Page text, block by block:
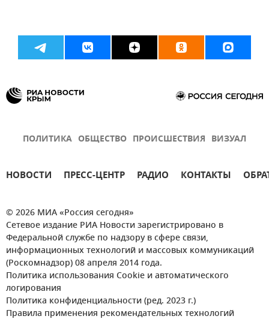
ПОЛИТИКА ОБЩЕСТВО ПРОИСШЕСТВИЯ ВИЗУАЛ
НОВОСТИ ПРЕСС-ЦЕНТР РАДИО КОНТАКТЫ
© 2026 МИА «Россия сегодня»
Сетевое издание РИА Новости зарегистрировано в
Федеральной службе по надзору в сфере связи,
информационных технологий и массовых коммуникаций
(Роскомнадзор) 08 апреля 2014 года.
Политика использования Cookie и автоматического
логирования
Политика конфиденциальности (ред. 2023 г.)
Правила применения рекомендательных технологий